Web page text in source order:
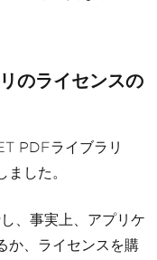
のライセンスの
PDFライブラリ
した。
、事実上、アプリケ
か、ライセンスを購